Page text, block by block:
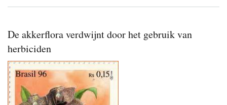
De akkerflora verdwijnt door het gebruik van
herbiciden